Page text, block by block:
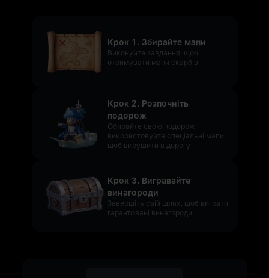
Крок 1. Збирайте мапи
Виконуйте завдання, щоб
отримувати мапи скарбів
Крок 2. Розпочніть
подорож
Обирайте свою подорож і
використовуйте спеціальні мапи,
щоб вирушити в дорогу
Крок 3. Вигравайте
винагороди
Завершіть свій шлях, щоб виграти
гарантовані винагороди